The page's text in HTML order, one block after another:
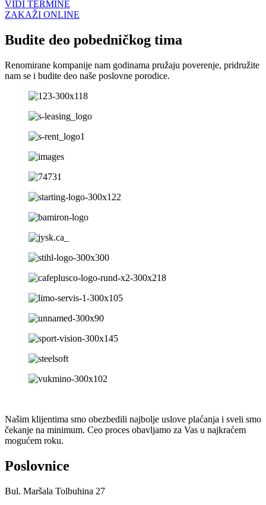
VIDI TERMINE
ZAKAŽI ONLINE
Budite deo pobedničkog tima
Renomirane kompanije nam godinama pružaju poverenje, pridružite
nam se i budite deo naše poslovne porodice.
Našim klijentima smo obezbedili najbolje uslove plaćanja i sveli smo
čekanje na minimum. Ceo proces obavljamo za Vas u najkraćem
mogućem roku.
Poslovnice
Bul. Maršala Tolbuhina 27